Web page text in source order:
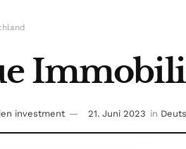
investment 21. Juni 2023 in